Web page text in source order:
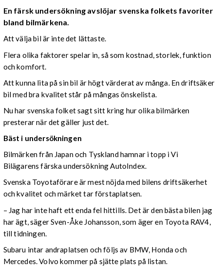
En färsk undersökning avslöjar svenska folkets favoriter
bland bilmärkena.
Att välja bil är inte det lättaste.
Flera olika faktorer spelar in, så som kostnad, storlek, funktion
och komfort.
Att kunna lita på sin bil är högt värderat av många. En driftsäker
bil med bra kvalitet står på mångas önskelista.
Nu har svenska folket sagt sitt kring hur olika bilmärken
presterar när det gäller just det.
Bäst i undersökningen
Bilmärken från Japan och Tyskland hamnar i topp i Vi
Bilägarens färska undersökning AutoIndex.
Svenska Toyotaförare är mest nöjda med bilens driftsäkerhet
och kvalitet och märket tar förstaplatsen.
– Jag har inte haft ett enda fel hittills. Det är den bästa bilen jag
har ägt, säger Sven-Åke Johansson, som äger en Toyota RAV4,
till tidningen.
Subaru intar andraplatsen och följs av BMW, Honda och
Mercedes. Volvo kommer på sjätte plats på listan.